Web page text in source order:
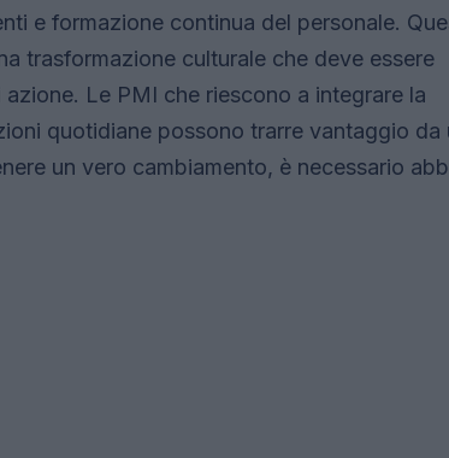
e formazione continua del personale.
trasformazione culturale che deve essere
Le PMI che riescono a integrare la
quotidiane possono trarre vantaggio da
un vero cambiamento, è necessario